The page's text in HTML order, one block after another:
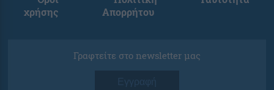
χρήσης
Απορρήτου
Γραφτείτε στο newsletter μας
Εγγραφή